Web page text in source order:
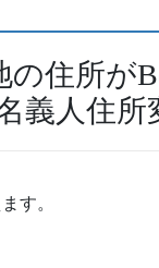
住所が
義人住所
す。